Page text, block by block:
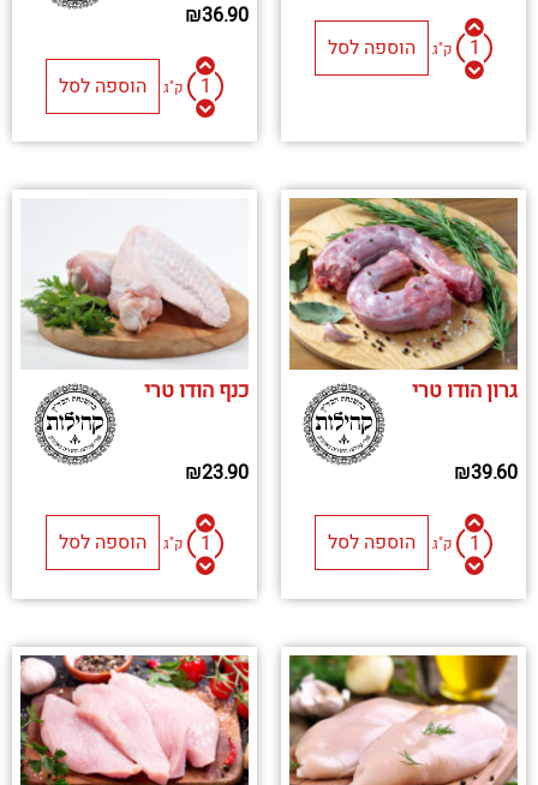
ק"ג הוספה לסל
₪36.90
ק"ג הוספה לסל
גרון הודו טרי
₪39.60
ק"ג הוספה לסל
כנף הודו טרי
₪23.90
ק"ג הוספה לסל